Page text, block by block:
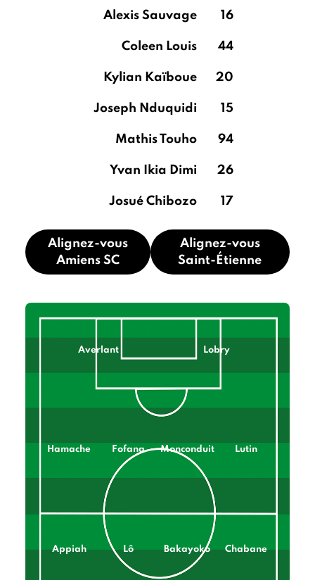
Alexis Sauvage
16
Coleen Louis 44
Kylian Kaïboue 20
Joseph Nduquidi 15
Mathis Touho 94
Yvan Ikia Dimi 26
Josué Chibozo 17
Alignez-vous
Amiens SC
Alignez-vous
Saint-Étienne
Averlant Lobry
Hamache Fofana Monconduit Lutin
Appiah Lô Bakayoko Chabane